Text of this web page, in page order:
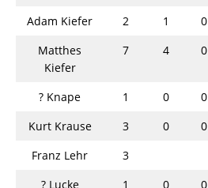
Adam Kiefer
2 1 0
Matthes
Kiefer
7 4 0
? Knape 1 0 0
Kurt Krause
3 0 0
Franz Lehr
3
? Lucke
1 0 0